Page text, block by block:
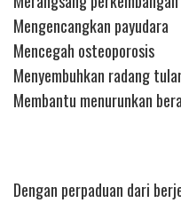
Mengencangkan payudara
Mencegah osteoporosis
Menyembuhkan radang
Membantu menurunkan
Dengan perpaduan dari